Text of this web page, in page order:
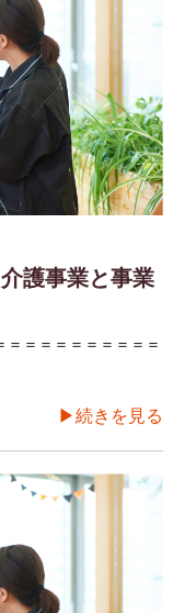
護事業と事業
＝＝＝＝＝＝＝＝＝＝
▶続きを見る